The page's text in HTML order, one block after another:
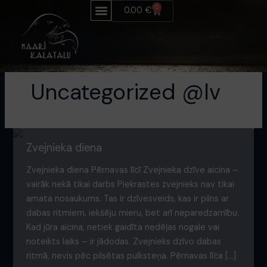
0.00€ 0
Grozs
Uncategorized @lv
Zvejnieka diena
Zvejnieka diena Pērnavas līcī Zvejnieka dzīve aicina –
vairāk nekā tikai darbs Piekrastes zvejnieks nav tikai
amata nosaukums. Tas ir dzīvesveids, kas ir pilns ar
dabas ritmiem, iekšēju mieru, bet arī neparedzamību.
Kad jūra aicina, netiek gaidīta nedēļas nogale vai
noteikts laiks – ir jādodas. Zvejnieks dzīvo dabas
ritmā, nevis pēc pilsētas pulksteņa. Pērnavas līča […]